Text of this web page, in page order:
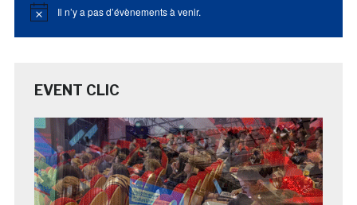
Notice Il n’y a pas d’évènements à venir.
EVENT CLIC